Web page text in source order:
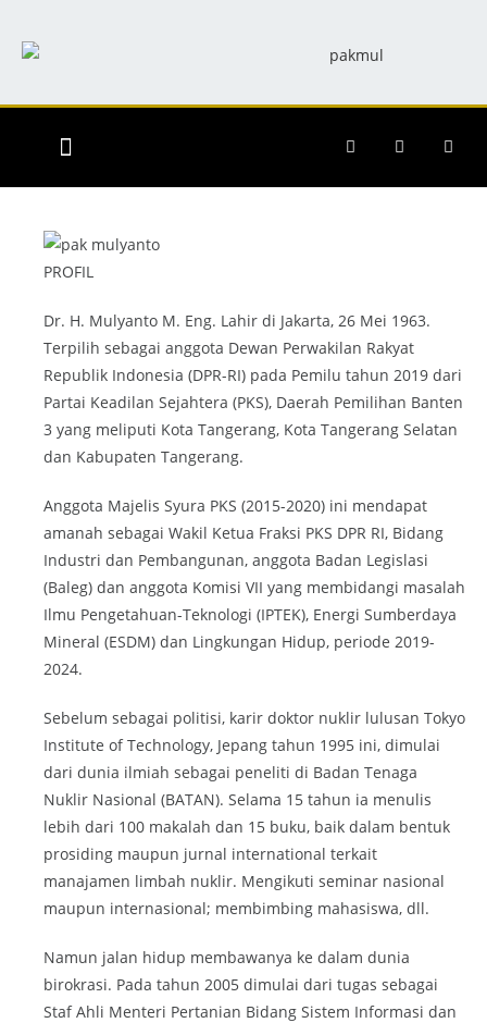
PROFIL
Dr. H. Mulyanto M. Eng. Lahir di Jakarta, 26 Mei 1963.
Terpilih sebagai anggota Dewan Perwakilan Rakyat
Republik Indonesia (DPR-RI) pada Pemilu tahun 2019 dari
Partai Keadilan Sejahtera (PKS), Daerah Pemilihan Banten
3 yang meliputi Kota Tangerang, Kota Tangerang Selatan
dan Kabupaten Tangerang.
Anggota Majelis Syura PKS (2015-2020) ini mendapat
amanah sebagai Wakil Ketua Fraksi PKS DPR RI, Bidang
Industri dan Pembangunan, anggota Badan Legislasi
(Baleg) dan anggota Komisi VII yang membidangi masalah
Ilmu Pengetahuan-Teknologi (IPTEK), Energi Sumberdaya
Mineral (ESDM) dan Lingkungan Hidup, periode 2019-
2024.
Sebelum sebagai politisi, karir doktor nuklir lulusan Tokyo
Institute of Technology, Jepang tahun 1995 ini, dimulai
dari dunia ilmiah sebagai peneliti di Badan Tenaga
Nuklir Nasional (BATAN). Selama 15 tahun ia menulis
lebih dari 100 makalah dan 15 buku, baik dalam bentuk
prosiding maupun jurnal international terkait
manajamen limbah nuklir. Mengikuti seminar nasional
maupun internasional; membimbing mahasiswa, dll.
Namun jalan hidup membawanya ke dalam dunia
birokrasi. Pada tahun 2005 dimulai dari tugas sebagai
Staf Ahli Menteri Pertanian Bidang Sistem Informasi dan